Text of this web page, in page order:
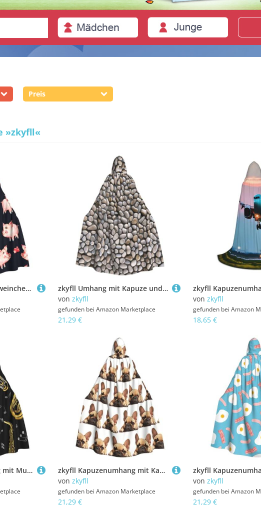
Preis
»zkyfll«
zkyfll Roter süßer Schweinchen-Druck, für Damen und Herren, Erwachsene, langer Kapuzenumhang mit Kapuze, Halloween-Cosplay-Kostüme
zkyfll Umhang mit Kapuze und Kieselstein-Druck, für Damen und Herren, Erwachsenenlänge, mit Kapuze, Halloween, Cosplay-Kostüme
von zkyfll
gefunden bei Amazon Marketplace
21,29 €
von zkyfll
gefunden bei Amazon
18,65 €
zkyfll Kapuzenumhang mit Musikinstrumenten, bedruckt, für Damen, Herren, Erwachsene, mit Kapuze, Halloween, Cosplay-Kostüme
zkyfll Kapuzenumhang mit Kapuze, Motiv: Französische Bulldogge, für Damen und Herren, Erwachsenenlänge, mit Kapuze, Halloween, Cosplay-Kostüme
von zkyfll
gefunden bei Amazon Marketplace
21,29 €
von zkyfll
gefunden bei Amazon
21,29 €